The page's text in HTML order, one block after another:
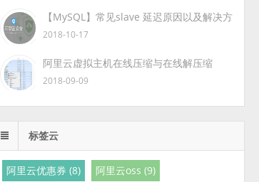
【MySQL】常见slave 延迟原因以及解决方
2018-10-17
阿里云虚拟主机在线压缩与在线解压缩
2018-09-09
标签云
阿里云优惠券 (8)
阿里云oss (9)